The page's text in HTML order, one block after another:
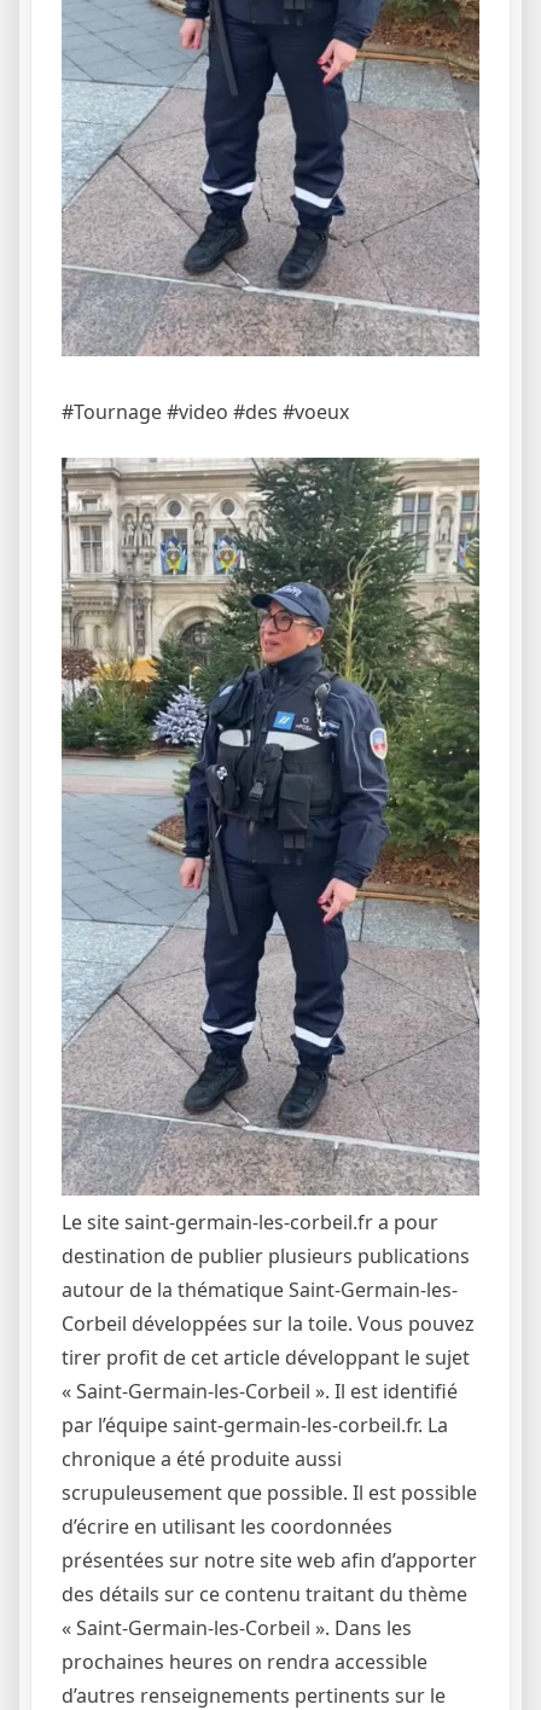
#Tournage #video #des #voeux
Le site saint-germain-les-corbeil.fr a pour
destination de publier plusieurs publications
autour de la thématique Saint-Germain-les-
Corbeil développées sur la toile. Vous pouvez
tirer profit de cet article développant le sujet
« Saint-Germain-les-Corbeil ». Il est identifié
par l’équipe saint-germain-les-corbeil.fr. La
chronique a été produite aussi
scrupuleusement que possible. Il est possible
d’écrire en utilisant les coordonnées
présentées sur notre site web afin d’apporter
des détails sur ce contenu traitant du thème
« Saint-Germain-les-Corbeil ». Dans les
prochaines heures on rendra accessible
d’autres renseignements pertinents sur le